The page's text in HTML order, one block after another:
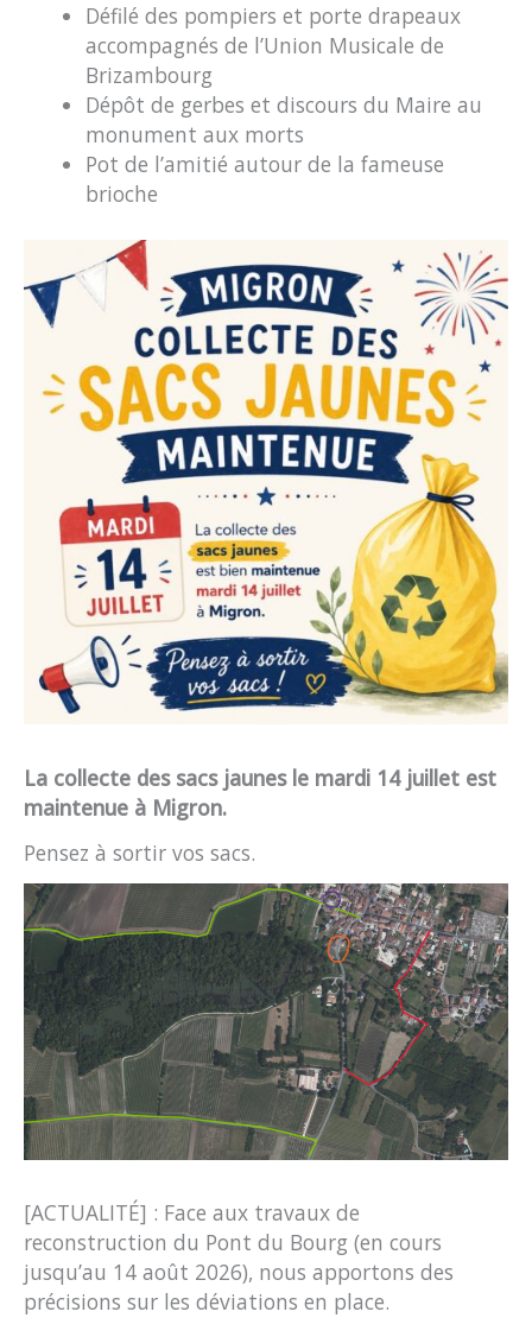
Défilé des pompiers et porte drapeaux
accompagnés de l’Union Musicale de
Brizambourg
Dépôt de gerbes et discours du Maire au
monument aux morts
Pot de l’amitié autour de la fameuse
brioche
La collecte des sacs jaunes le mardi 14 juillet est
maintenue à Migron.
Pensez à sortir vos sacs.
[ACTUALITÉ] : Face aux travaux de
reconstruction du Pont du Bourg (en cours
jusqu’au 14 août 2026), nous apportons des
précisions sur les déviations en place.